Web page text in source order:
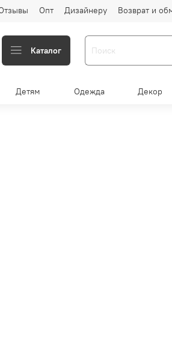
Опт Дизайнеру Возврат и
Каталог
Детям Одежда Декор